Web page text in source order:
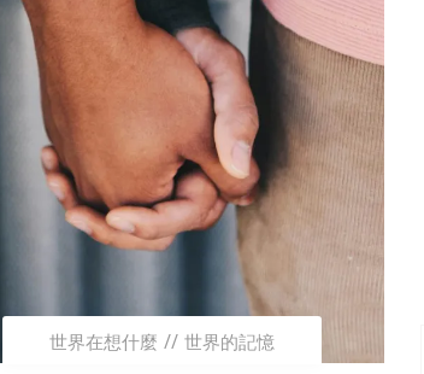
世界在想什麼 世界的記憶